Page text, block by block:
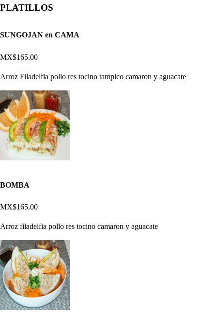
PLATILLOS
SUNGOJAN en CAMA
MX$165.00
Arroz Filadelfia pollo res tocino tampico camaron y aguacate
BOMBA
MX$165.00
Arroz filadelfia pollo res tocino camaron y aguacate